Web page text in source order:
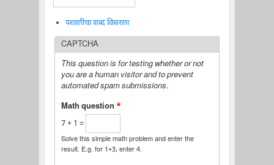
परवलीचा शब्द विसरला
CAPTCHA
This question is for testing whether or not
you are a human visitor and to prevent
automated spam submissions.
Math question *
7 + 1 =
Solve this simple math problem and enter the
result. E.g. for 1+3, enter 4.